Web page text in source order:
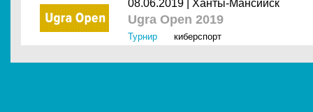
08.06.2019 | Ханты-Мансийск
Ugra Open 2019
Турнир киберспорт